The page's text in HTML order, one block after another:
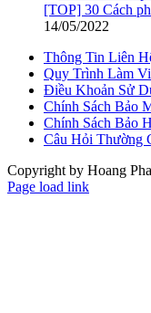
[TOP] 30 Cách
14/05/2022
Thông Tin Liên
Quy Trình Làm
Điều Khoản Sử
Chính Sách Bảo
Chính Sách Bảo
Câu Hỏi Thường
Copyright by Hoang
Page load link